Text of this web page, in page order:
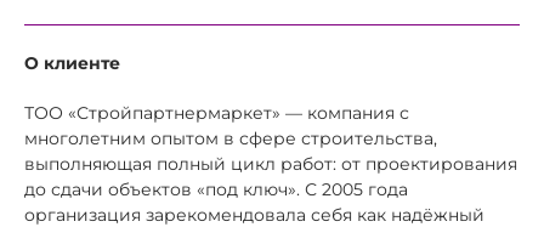
О клиенте
ТОО «Стройпартнермаркет» — компания с
многолетним опытом в сфере строительства,
выполняющая полный цикл работ: от проектирования
до сдачи объектов «под ключ». С 2005 года
организация зарекомендовала себя как надёжный